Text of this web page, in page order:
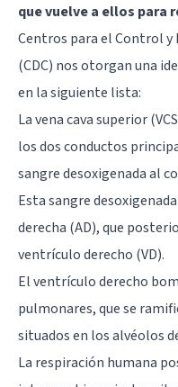
que vuelve a ellos para
Centros para el Control y
(CDC) nos otorgan una
en la siguiente lista:
La vena cava superior
los dos conductos
sangre desoxigenada al
Esta sangre
derecha (AD), que
ventrículo derecho (VD).
El ventrículo derecho
pulmonares, que se
situados en los alvéolos
La respiración humana